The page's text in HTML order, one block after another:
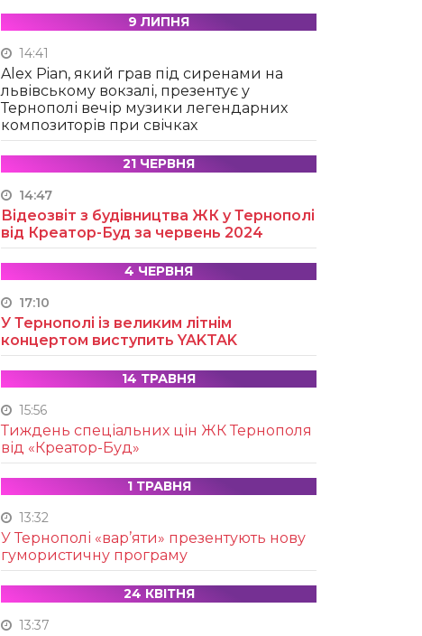
9 ЛИПНЯ
14:41
Alex Pian, який грав під сиренами на
львівському вокзалі, презентує у
Тернополі вечір музики легендарних
композиторів при свічках
21 ЧЕРВНЯ
14:47
Відеозвіт з будівництва ЖК у Тернополі
від Креатор-Буд за червень 2024
4 ЧЕРВНЯ
17:10
У Тернополі із великим літнім
концертом виступить YAKTAK
14 ТРАВНЯ
15:56
Тиждень спеціальних цін ЖК Тернополя
від «Креатор-Буд»
1 ТРАВНЯ
13:32
У Тернополі «вар’яти» презентують нову
гумористичну програму
24 КВІТНЯ
13:37